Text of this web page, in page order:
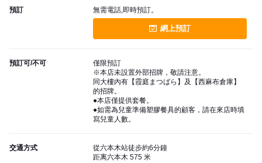
預訂 無需電話,即時預訂。
網上預訂
預訂可/不可
僅限預訂
※本店未設置外部招牌，敬請注意。
同大樓內有【霞庭まつばら】及【西麻布倉庫】
的招牌。
●本店僅提供套餐。
●如需為兒童準備塑膠餐具的顧客，請在來店時填
寫兒童人數。
交通方式
從六本木站徒步約6分鐘
距离六本木 575 米